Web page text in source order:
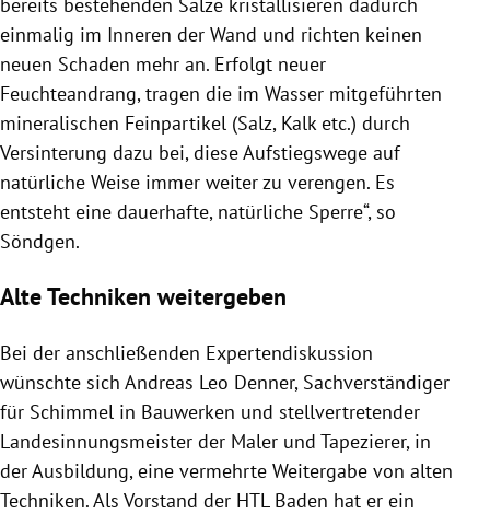
einmalig im Inneren der Wand und richten keinen
neuen Schaden mehr an. Erfolgt neuer
Feuchteandrang, tragen die im Wasser mitgeführten
mineralischen Feinpartikel (Salz, Kalk etc.) durch
Versinterung dazu bei, diese Aufstiegswege auf
natürliche Weise immer weiter zu verengen. Es
entsteht eine dauerhafte, natürliche Sperre“, so
Söndgen.
Alte Techniken weitergeben
Bei der anschließenden Expertendiskussion
wünschte sich Andreas Leo Denner, Sachverständiger
für Schimmel in Bauwerken und stellvertretender
Landesinnungsmeister der Maler und Tapezierer, in
der Ausbildung, eine vermehrte Weitergabe von alten
Techniken. Als Vorstand der HTL Baden hat er ein